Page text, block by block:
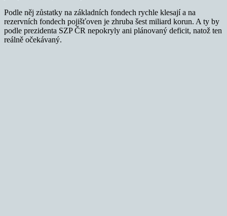
Podle něj zůstatky na základních fondech rychle klesají a na
rezervních fondech pojišťoven je zhruba šest miliard korun. A ty by
podle prezidenta SZP ČR nepokryly ani plánovaný deficit, natož ten
reálně očekávaný.